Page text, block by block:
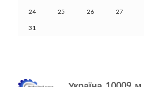
24 25 26 27
31